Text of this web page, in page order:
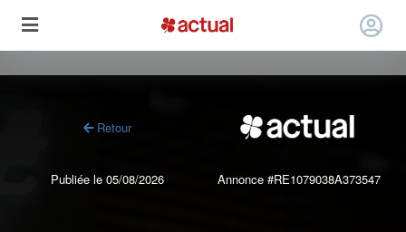
Retour
Publiée le 05/08/2026 Annonce #RE1079038A373547